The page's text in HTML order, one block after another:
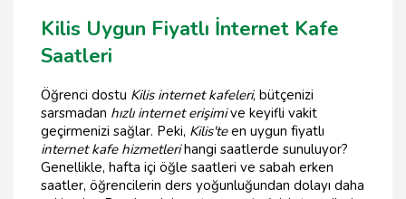
Kilis Uygun Fiyatlı İnternet Kafe
Saatleri
Öğrenci dostu Kilis internet kafeleri, bütçenizi
sarsmadan hızlı internet erişimive keyifli vakit
geçirmenizi sağlar. Peki, Kilis'teen uygun fiyatlı
internet kafe hizmetlerihangi saatlerde sunuluyor?
Genellikle, hafta içi öğle saatleri ve sabah erken
saatler, öğrencilerin ders yoğunluğundan dolayı daha